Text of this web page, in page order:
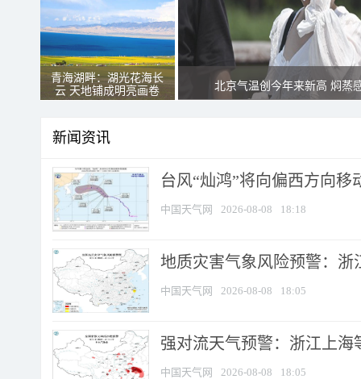
青海湖畔：湖光花海长
云 天地铺成明亮画卷
北京气温创今年来新高 焖蒸
新闻资讯
台风“灿鸿”将向偏西方向移
中国天气网 2026-08-08 18:18
地质灾害气象风险预警：
中国天气网 2026-08-08 18:05
强对流天气预警：浙江上海
中国天气网 2026-08-08 18:05